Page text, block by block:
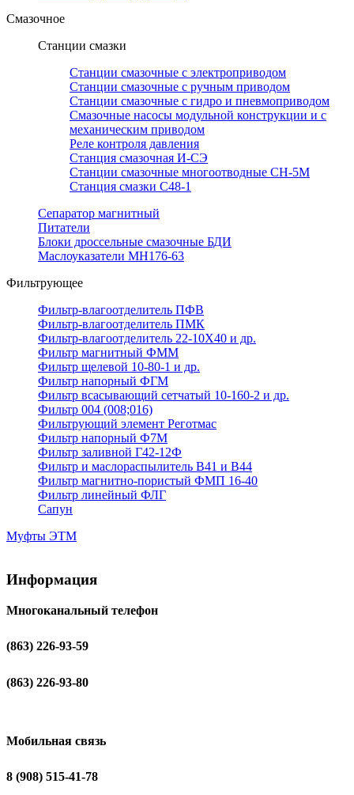
Смазочное
Станции смазки
Станции смазочные с электроприводом
Станции смазочные с ручным приводом
Станции смазочные с гидро и пневмоприводом
Смазочные насосы модульной конструкции и с
механическим приводом
Реле контроля давления
Станция смазочная И-СЭ
Станции смазочные многоотводные СН-5М
Станция смазки С48-1
Сепаратор магнитный
Питатели
Блоки дроссельные смазочные БДИ
Маслоуказатели МН176-63
Фильтрующее
Фильтр-влагоотделитель ПФВ
Фильтр-влагоотделитель ПМК
Фильтр-влагоотделитель 22-10Х40 и др.
Фильтр магнитный ФММ
Фильтр щелевой 10-80-1 и др.
Фильтр напорный ФГМ
Фильтр всасывающий сетчатый 10-160-2 и др.
Фильтр 004 (008;016)
Фильтрующий элемент Реготмас
Фильтр напорный Ф7М
Фильтр заливной Г42-12Ф
Фильтр и маслораспылитель В41 и В44
Фильтр магнитно-пористый ФМП 16-40
Фильтр линейный ФЛГ
Сапун
Муфты ЭТМ
Информация
Многоканальный телефон
(863) 226-93-59
(863) 226-93-80
Мобильная связь
8 (908) 515-41-78